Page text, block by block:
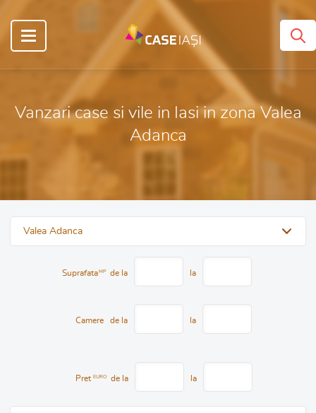
Vanzari case si vile in Iasi in zona Valea
Adanca
Valea Adanca
Suprafata MP de la la
Camere de la la
Pret EURO de la la